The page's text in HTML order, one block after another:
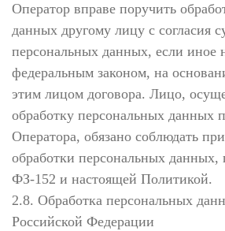
Оператор вправе поручить
данных другому лицу с согласия
персональных данных, если иное
федеральным законом, на
этим лицом договора. Лицо,
обработку персональных данных
Оператора, обязано соблюдать
обработки персональных данных,
ФЗ-152 и настоящей Политикой.
2.8. Обработка персональных
Российской Федерации